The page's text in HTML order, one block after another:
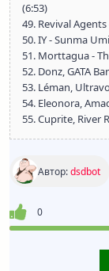
(6:53)
49. Revival
50. IY - Sunma
51. Morttagua -
52. Donz, GATA
53. Léman,
54. Eleonora,
55. Cuprite, River
Автор:dsdbot
0